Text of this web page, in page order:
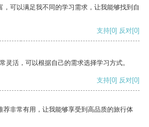
，可以满足我不同的学习需求，让我能够找到自
支持[0] 反对[0]
灵活，可以根据自己的需求选择学习方式。
支持[0] 反对[0]
荐非常有用，让我能够享受到高品质的旅行体